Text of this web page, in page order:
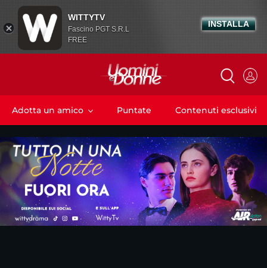
Adotta un amico Puntate Contenuti esclusivi
WITTYTV
Fascino PGT S.R.L
FREE
INSTALLA